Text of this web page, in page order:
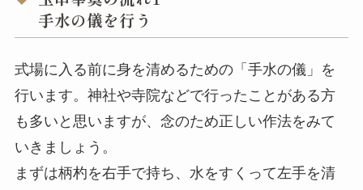
手水の儀を行う
式場に入る前に身を清めるための「手水の儀」を
行います。神社や寺院などで行ったことがある方
も多いと思いますが、念のため正しい作法をみて
いきましょう。
まずは柄杓を右手で持ち、水をすくって左手を清